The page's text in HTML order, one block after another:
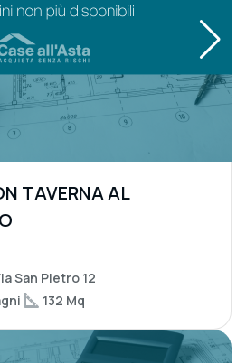
TAVERNA AL
San Pietro 12
132 Mq